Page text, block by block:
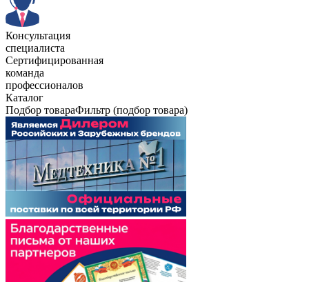
Консультация
специалиста
Сертифицированная
команда
профессионалов
Каталог
Подбор товараФильтр (подбор товара)